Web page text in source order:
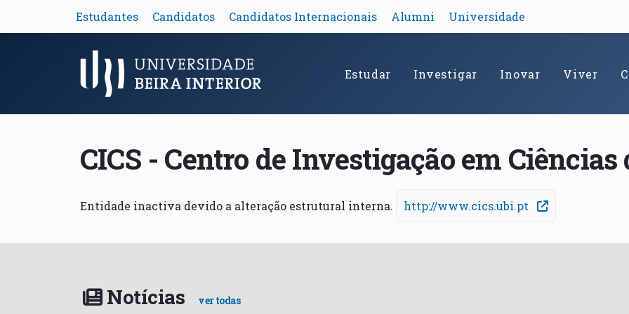
Estudantes Candidatos Candidatos Internacionais Alumni Universidade
Menu Principal Estudar Investigar Inovar Viver
CICS - Centro de Investigação em Ciências
Entidade inactiva devido a alteração estrutural interna. http://www.cics.ubi.pt
Notícias ver todas